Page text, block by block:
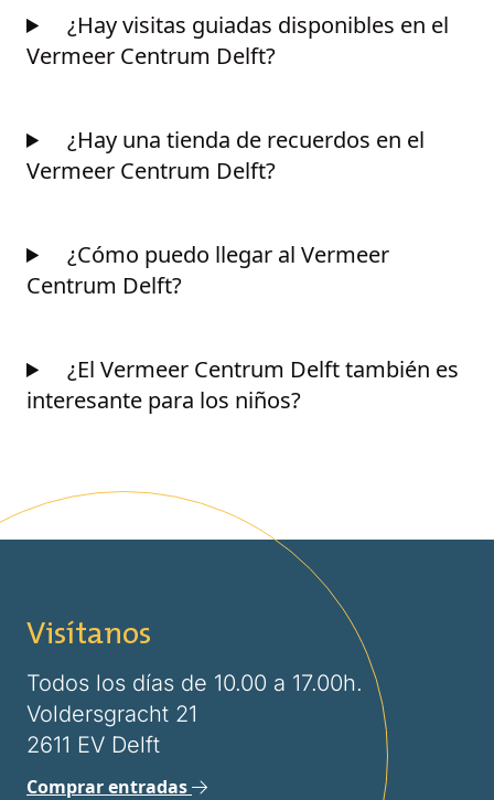
¿Hay visitas guiadas disponibles en el
Vermeer Centrum Delft?
¿Hay una tienda de recuerdos en el
Vermeer Centrum Delft?
¿Cómo puedo llegar al Vermeer
Centrum Delft?
¿El Vermeer Centrum Delft también es
interesante para los niños?
Visítanos
Todos los días de 10.00 a 17.00h.
Voldersgracht 21
2611 EV Delft
Comprar entradas